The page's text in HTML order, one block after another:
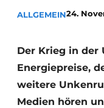
Einladung zu
Ein
Offene
ALLGEMEIN24.
Der Krieg in der
Energiepreise,
weitere
Medien hören